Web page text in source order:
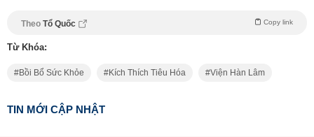
Theo Tổ Quốc Copy link
Từ Khóa:
Bồi Bổ Sức Khỏe Kích Thích Tiêu Hóa Viện Hàn Lâm
TIN MỚI CẬP NHẬT